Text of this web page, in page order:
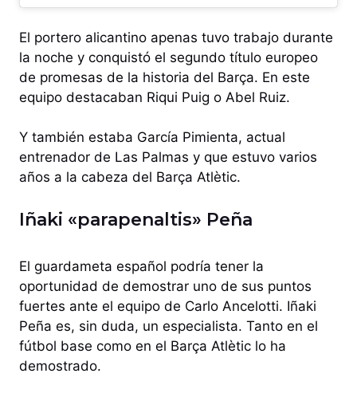
El portero alicantino apenas tuvo trabajo durante
la noche y conquistó el segundo título europeo
de promesas de la historia del Barça. En este
equipo destacaban Riqui Puig o Abel Ruiz.
Y también estaba García Pimienta, actual
entrenador de Las Palmas y que estuvo varios
años a la cabeza del Barça Atlètic.
Iñaki «parapenaltis» Peña
El guardameta español podría tener la
oportunidad de demostrar uno de sus puntos
fuertes ante el equipo de Carlo Ancelotti. Iñaki
Peña es, sin duda, un especialista. Tanto en el
fútbol base como en el Barça Atlètic lo ha
demostrado.